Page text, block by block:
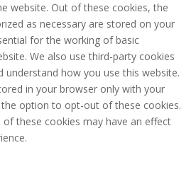
website. Out of these cookies, the
as necessary are stored on your
for the working of basic
We also use third-party cookies
understand how you use this website.
in your browser only with your
the option to opt-out of these cookies.
these cookies may have an effect